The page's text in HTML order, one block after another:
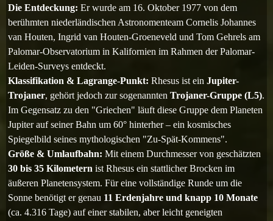
Die Entdeckung: Er wurde am 16. Oktober 1977 von dem
berühmten niederländischen Astronomenteam Cornelis Johannes
van Houten, Ingrid van Houten-Groeneveld und Tom Gehrels am
Palomar-Observatorium in Kalifornien im Rahmen der Palomar-
Leiden-Surveys entdeckt.
Klassifikation & Lagrange-Punkt: Rhesus ist ein Jupiter-
Trojaner, gehört jedoch zur sogenannten Trojaner-Gruppe (L5).
Im Gegensatz zu den "Griechen" läuft diese Gruppe dem Planeten
Jupiter auf seiner Bahn um 60° hinterher – ein kosmisches
Spiegelbild seines mythologischen "Zu-Spät-Kommens".
Größe & Umlaufbahn: Mit einem Durchmesser von geschätzten
30 bis 35 Kilometern ist Rhesus ein stattlicher Brocken im
äußeren Planetensystem. Für eine vollständige Runde um die
Sonne benötigt er genau 11 Erdenjahre und knapp 10 Monate
(ca. 4.316 Tage) auf einer stabilen, aber leicht geneigten